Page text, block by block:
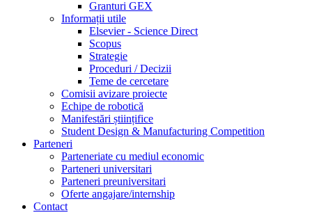
Granturi GEX
Informații utile
Elsevier - Science Direct
Scopus
Strategie
Proceduri / Decizii
Teme de cercetare
Comisii avizare proiecte
Echipe de robotică
Manifestări științifice
Student Design & Manufacturing Competition
Parteneri
Parteneriate cu mediul economic
Parteneri universitari
Parteneri preuniversitari
Oferte angajare/internship
Contact